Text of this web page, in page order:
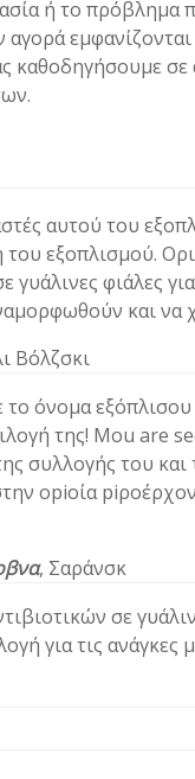
ή το
καθοδηγήσουμε
αυτού του
εξοπλισμού.
φιάλες
και να
Βόλζσκι
όνομα
της! Mou
συλλογής του
οpiοία
, Σαράνσκ
σε
για τις